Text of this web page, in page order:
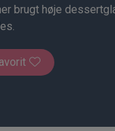
brugt høje